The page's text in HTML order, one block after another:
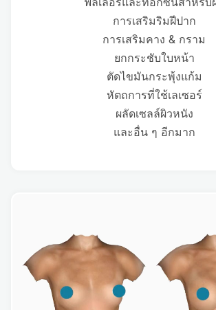
การเสริมริมฝีปาก
การเสริมคาง & กราม
ยกกระชับใบหน้า
ตัดไขมันกระพุ้งแก้ม
หัตถการที่ใช้เลเซอร์
ผลัดเซลล์ผิวหนัง
และอื่น ๆ อีกมาก